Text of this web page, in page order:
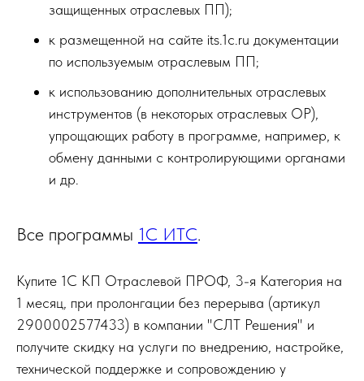
защищенных отраслевых ПП);
к размещенной на сайте its.1c.ru документации
по используемым отраслевым ПП;
к использованию дополнительных отраслевых
инструментов (в некоторых отраслевых ОР),
упрощающих работу в программе, например, к
обмену данными с контролирующими органами
и др.
Все программы 1С ИТС.
Купите 1С КП Отраслевой ПРОФ, 3-я Категория на
1 месяц, при пролонгации без перерыва (артикул
2900002577433) в компании "СЛТ Решения" и
получите скидку на услуги по внедрению, настройке,
технической поддержке и сопровождению у